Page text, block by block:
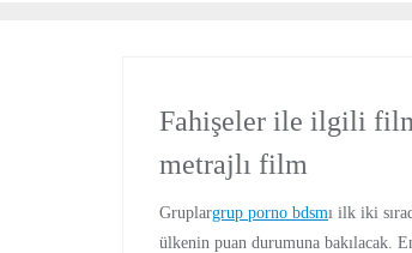
Fahişeler ile ilgili
metrajlı film
Gruplargrup porno bdsmı ilk iki
ülkenin puan durumuna bakılacak.